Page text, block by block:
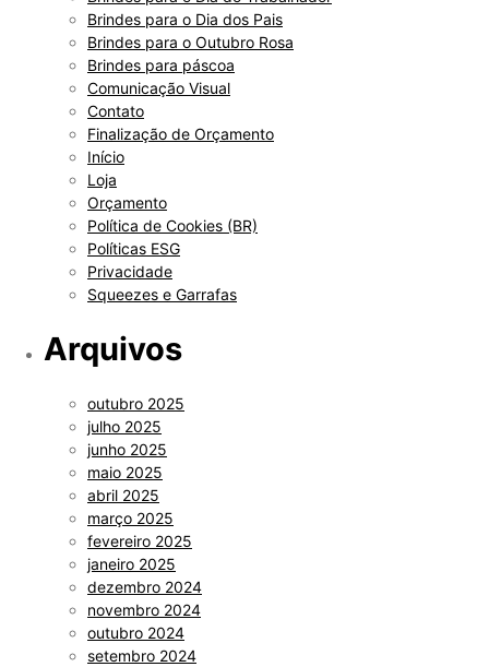
Brindes para o Dia dos Pais
Brindes para o Outubro Rosa
Brindes para páscoa
Comunicação Visual
Contato
Finalização de Orçamento
Início
Loja
Orçamento
Política de Cookies (BR)
Políticas ESG
Privacidade
Squeezes e Garrafas
Arquivos
outubro 2025
julho 2025
junho 2025
maio 2025
abril 2025
março 2025
fevereiro 2025
janeiro 2025
dezembro 2024
novembro 2024
outubro 2024
setembro 2024